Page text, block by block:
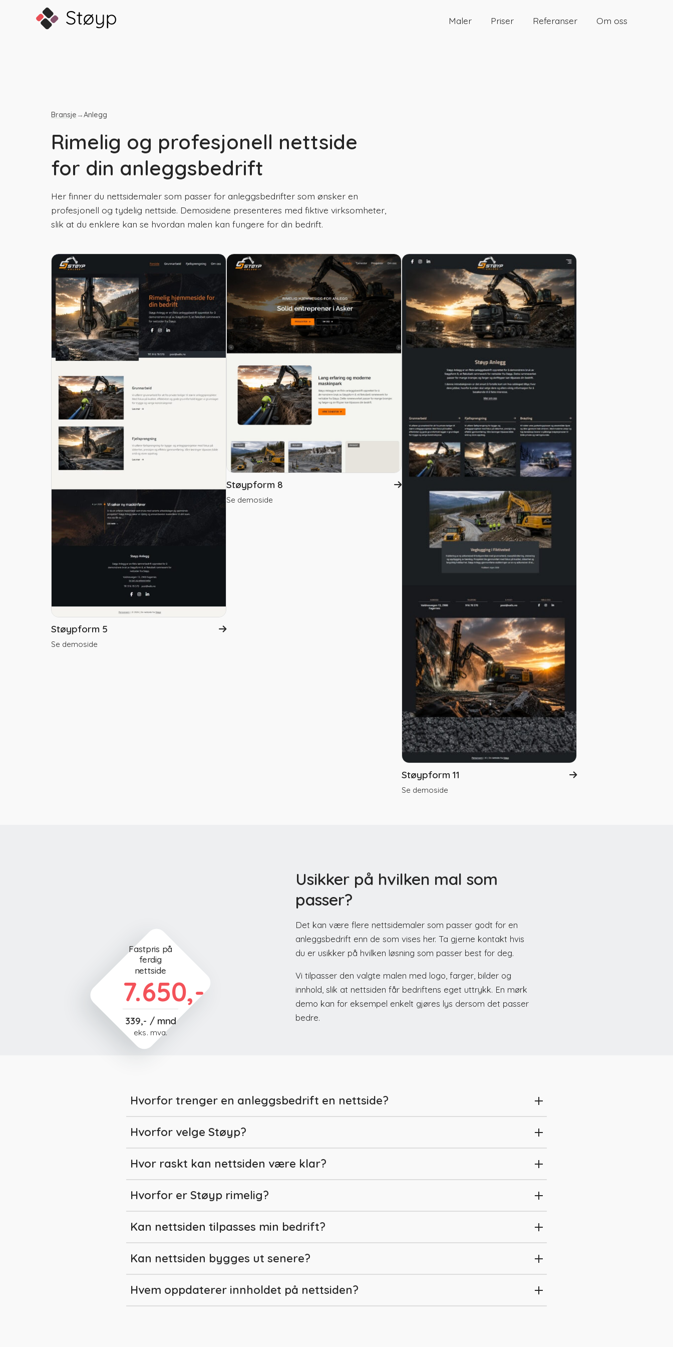
Maler Priser Referanser Om oss
Bransje →Anlegg
Rimelig og profesjonell nettside
for din anleggsbedrift
Her finner du nettsidemaler som passer for anleggsbedrifter som ønsker en
profesjonell og tydelig nettside. Demosidene presenteres med fiktive virksomheter,
slik at du enklere kan se hvordan malen kan fungere for din bedrift.
Støypform 5
Se demoside
Støypform 8
Se demoside
Støypform 11
Se demoside
Fastpris på
ferdig
nettside
7.650,-
339,- / mnd
eks. mva.
Usikker på hvilken mal som
passer?
Det kan være flere nettsidemaler som passer godt for en
anleggsbedrift enn de som vises her. Ta gjerne kontakt hvis
du er usikker på hvilken løsning som passer best for deg.
Vi tilpasser den valgte malen med logo, farger, bilder og
innhold, slik at nettsiden får bedriftens eget uttrykk. En mørk
demo kan for eksempel enkelt gjøres lys dersom det passer
bedre.
Hvorfor trenger en anleggsbedrift en nettside?
Hvorfor velge Støyp?
Hvor raskt kan nettsiden være klar?
Hvorfor er Støyp rimelig?
Kan nettsiden tilpasses min bedrift?
Kan nettsiden bygges ut senere?
Hvem oppdaterer innholdet på nettsiden?